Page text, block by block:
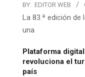
BY: EDITOR WEB
La 83.ª edición
una
Plataforma
revoluciona el
país